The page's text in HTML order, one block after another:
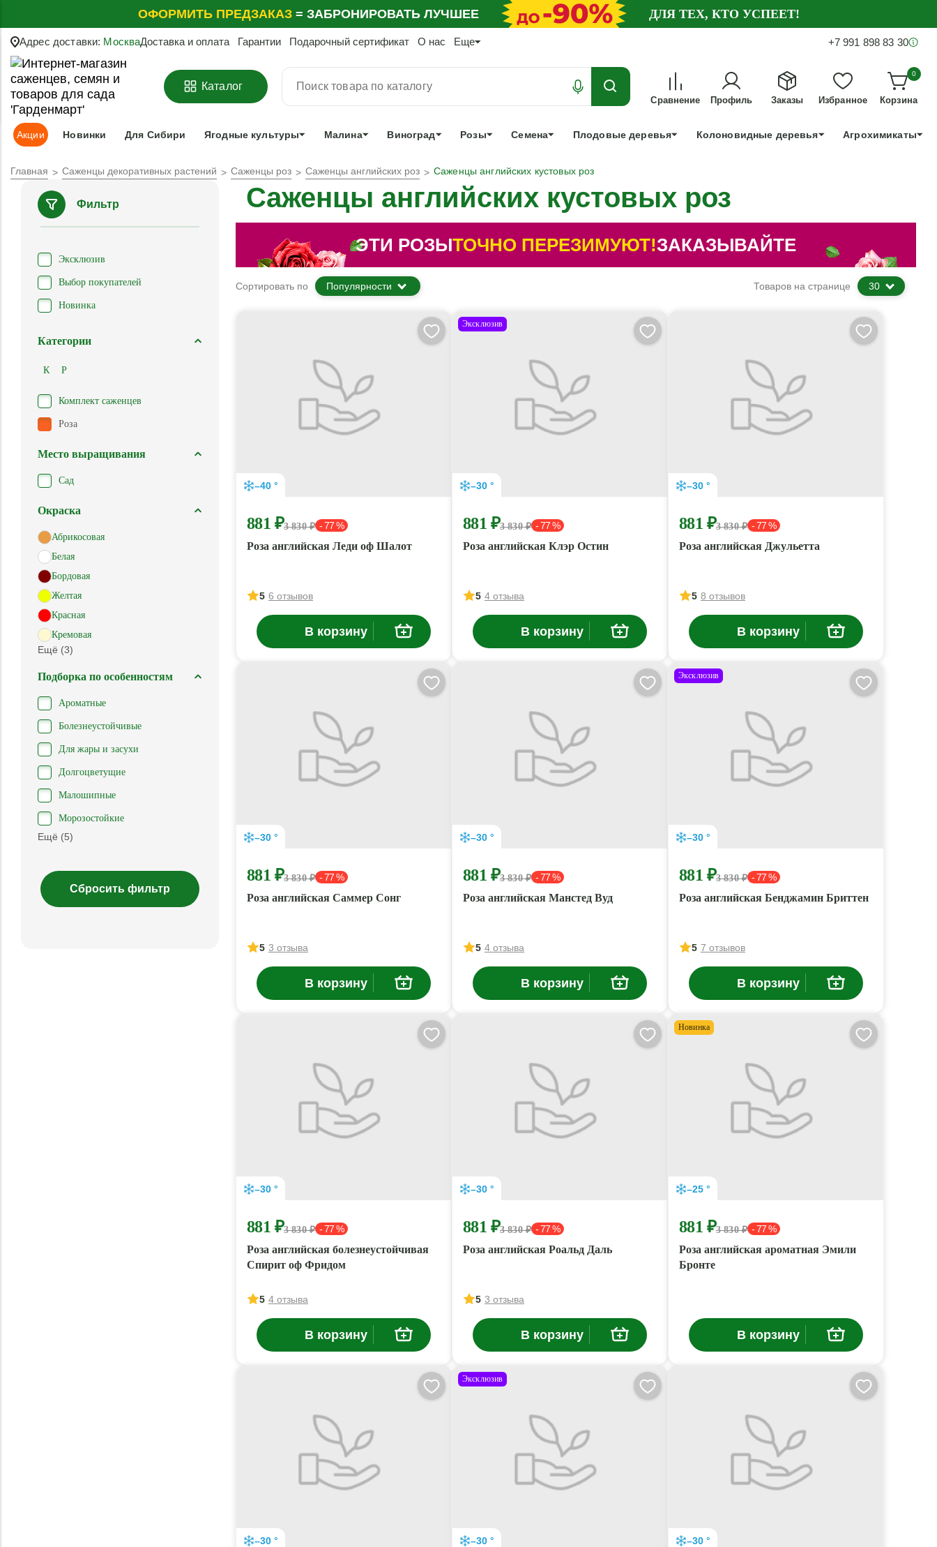
ОФОРМИТЬ ПРЕДЗАКАЗ = ЗАБРОНИРОВАТЬ ЛУЧШЕЕ ДЛЯ ТЕХ, КТО УСПЕЕТ!
Адрес доставки: МоскваДоставка и оплата Гарантии Подарочный сертификат О нас Еще +7 991 898 83 30
Каталог
Сравнение Профиль Заказы Избранное
0
Корзина
Акции Новинки Для Сибири Ягодные культуры Малина Виноград Розы Семена Плодовые деревья Колоновидные деревья Агрохимикаты
Главная Саженцы декоративных растений Саженцы роз Саженцы английских роз Саженцы английских кустовых роз
Фильтр
Эксклюзив
Выбор покупателей
Новинка
Категории
К Р
Комплект саженцев
Роза
Место выращивания
Сад
Окраска
Абрикосовая
Белая
Бордовая
Желтая
Красная
Кремовая
Ещё (3)
Подборка по особенностям
Ароматные
Болезнеустойчивые
Для жары и засухи
Долгоцветущие
Малошипные
Морозостойкие
Ещё (5)
Саженцы английских кустовых роз
ЭТИ РОЗЫТОЧНО ПЕРЕЗИМУЮТ!ЗАКАЗЫВАЙТЕ
Сортировать по Популярности Товаров на странице 30
–40 °
881 ₽3 830 ₽ - 77 %
Роза английская Леди оф Шалот
5 6 отзывов
В корзину
Эксклюзив
–30 °
881 ₽3 830 ₽ - 77 %
Роза английская Клэр Остин
5 4 отзыва
В корзину
–30 °
881 ₽3 830 ₽ - 77 %
Роза английская Джульетта
5 8 отзывов
В корзину
–30 °
881 ₽3 830 ₽ - 77 %
Роза английская Саммер Сонг
5 3 отзыва
В корзину
–30 °
881 ₽3 830 ₽ - 77 %
Роза английская Манстед Вуд
5 4 отзыва
В корзину
Эксклюзив
–30 °
881 ₽3 830 ₽ - 77 %
Роза английская Бенджамин Бриттен
5 7 отзывов
В корзину
–30 °
881 ₽3 830 ₽ - 77 %
Роза английская болезнеустойчивая
Спирит оф Фридом
5 4 отзыва
В корзину
–30 °
881 ₽3 830 ₽ - 77 %
Роза английская Роальд Даль
5 3 отзыва
В корзину
Новинка
–25 °
881 ₽3 830 ₽ - 77 %
Роза английская ароматная Эмили
Бронте
В корзину
–30 °
Эксклюзив
–30 ° –30 °